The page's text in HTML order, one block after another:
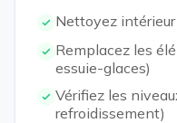
Nettoyez
Remplacez les
essuie-glaces)
Vérifiez les
refroidissement)